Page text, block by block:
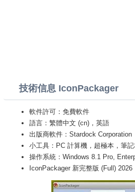
技術信息 IconPackager
軟件許可：免費軟件
語言：繁體中文 (cn)，英語
出版商軟件：Stardock Corporation
小工具：PC 計算機，超極本，筆
操作系統：Windows 8.1 Pro,
IconPackager 新完整版 (Full) 2026